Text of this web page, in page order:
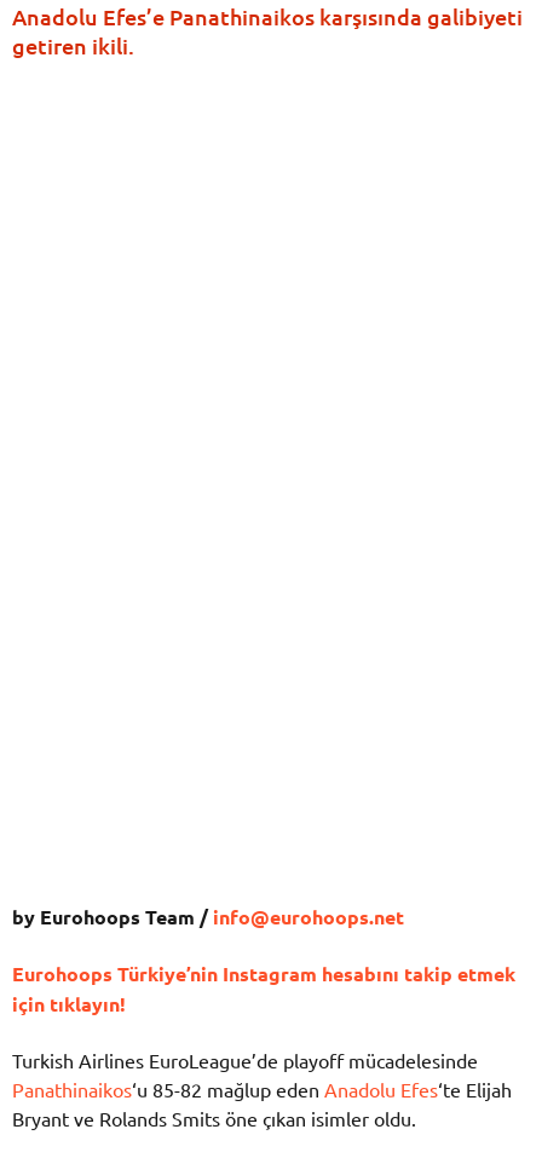
Anadolu Efes’e Panathinaikos karşısında galibiyeti
getiren ikili.
by Eurohoops Team /info@eurohoops.net
Eurohoops Türkiye’nin Instagram hesabını takip etmek
için tıklayın!
Turkish Airlines EuroLeague’de playoff mücadelesinde
Panathinaikos‘u 85-82 mağlup eden Anadolu Efes‘te Elijah
Bryant ve Rolands Smits öne çıkan isimler oldu.